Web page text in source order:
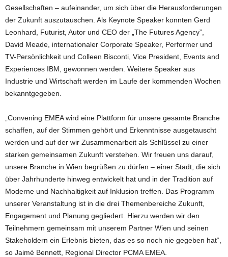
Gesellschaften – aufeinander, um sich über die Herausforderungen
der Zukunft auszutauschen. Als Keynote Speaker konnten Gerd
Leonhard, Futurist, Autor und CEO der „The Futures Agency”,
David Meade, internationaler Corporate Speaker, Performer und
TV-Persönlichkeit und Colleen Bisconti, Vice President, Events and
Experiences IBM, gewonnen werden. Weitere Speaker aus
Industrie und Wirtschaft werden im Laufe der kommenden Wochen
bekanntgegeben.
„Convening EMEA wird eine Plattform für unsere gesamte Branche
schaffen, auf der Stimmen gehört und Erkenntnisse ausgetauscht
werden und auf der wir Zusammenarbeit als Schlüssel zu einer
starken gemeinsamen Zukunft verstehen. Wir freuen uns darauf,
unsere Branche in Wien begrüßen zu dürfen – einer Stadt, die sich
über Jahrhunderte hinweg entwickelt hat und in der Tradition auf
Moderne und Nachhaltigkeit auf Inklusion treffen. Das Programm
unserer Veranstaltung ist in die drei Themenbereiche Zukunft,
Engagement und Planung gegliedert. Hierzu werden wir den
Teilnehmern gemeinsam mit unserem Partner Wien und seinen
Stakeholdern ein Erlebnis bieten, das es so noch nie gegeben hat“,
so Jaimé Bennett, Regional Director PCMA EMEA.